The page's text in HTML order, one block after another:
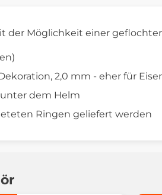
der Möglichkeit einer
2,0 mm - eher für
dem Helm
Ringen geliefert werden